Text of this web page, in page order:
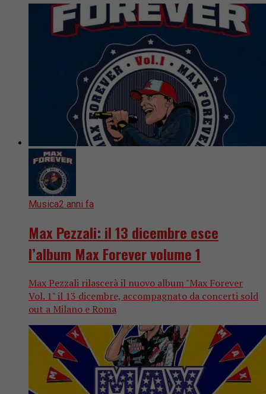
Musica2 anni fa
Max Pezzali: il 13 dicembre esce
l’album Max Forever volume 1
Max Pezzali rilascerà il nuovo album "Max Forever
Vol. 1" il 13 dicembre, accompagnato da concerti sold
out a Milano e Roma